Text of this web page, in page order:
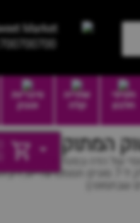
Market
1700700700
חטיפי
חלבון
שתייה
קלה
סיגריות
וטבק
המתוק
סתם להתפנק.. מארז פלסטיק מחולק ל-7
שבתמונה)